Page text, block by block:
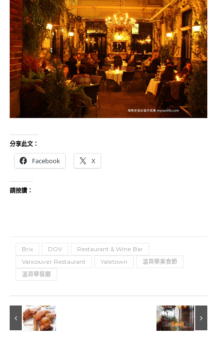
分享此文：
Facebook X
請按讚：
Brix DOV
Restaurant & Wine Bar
Vancouver Restaurant
Yaletown
溫哥華美食節
溫哥華餐廳